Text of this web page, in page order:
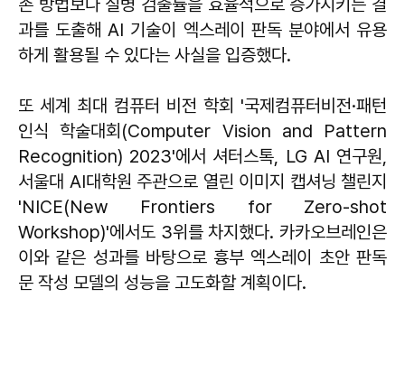
존 방법보다 질병 검출률을 효율적으로 증가시키는 결
과를 도출해 AI 기술이 엑스레이 판독 분야에서 유용
하게 활용될 수 있다는 사실을 입증했다.
또 세계 최대 컴퓨터 비전 학회 '국제컴퓨터비전·패턴
인식 학술대회(Computer Vision and Pattern
Recognition) 2023'에서 셔터스톡, LG AI 연구원,
서울대 AI대학원 주관으로 열린 이미지 캡셔닝 챌린지
'NICE(New Frontiers for Zero-shot
Workshop)'에서도 3위를 차지했다. 카카오브레인은
이와 같은 성과를 바탕으로 흉부 엑스레이 초안 판독
문 작성 모델의 성능을 고도화할 계획이다.